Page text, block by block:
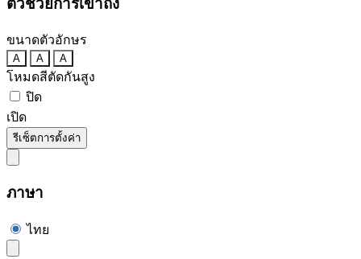
ขนาดตัวอักษร
A A A
โหมดสีตัดกันสูง
ปิด
เปิด
รีเซ็ตการตั้งค่า
ภาษา
ไทย